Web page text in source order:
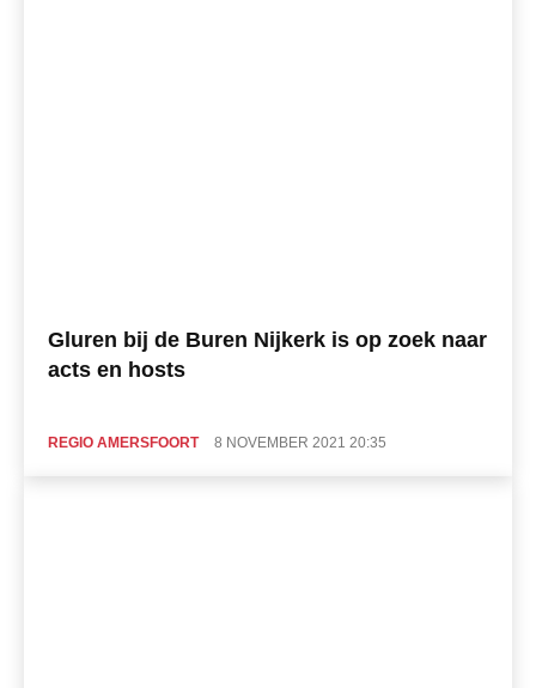
Gluren bij de Buren Nijkerk is op zoek naar
acts en hosts
REGIO AMERSFOORT 8 NOVEMBER 2021 20:35